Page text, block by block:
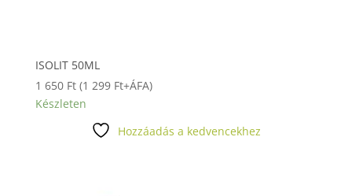
ISOLIT 50ML
1 650 Ft (1 299 Ft+ÁFA)
Készleten
Hozzáadás a kedvencekhez